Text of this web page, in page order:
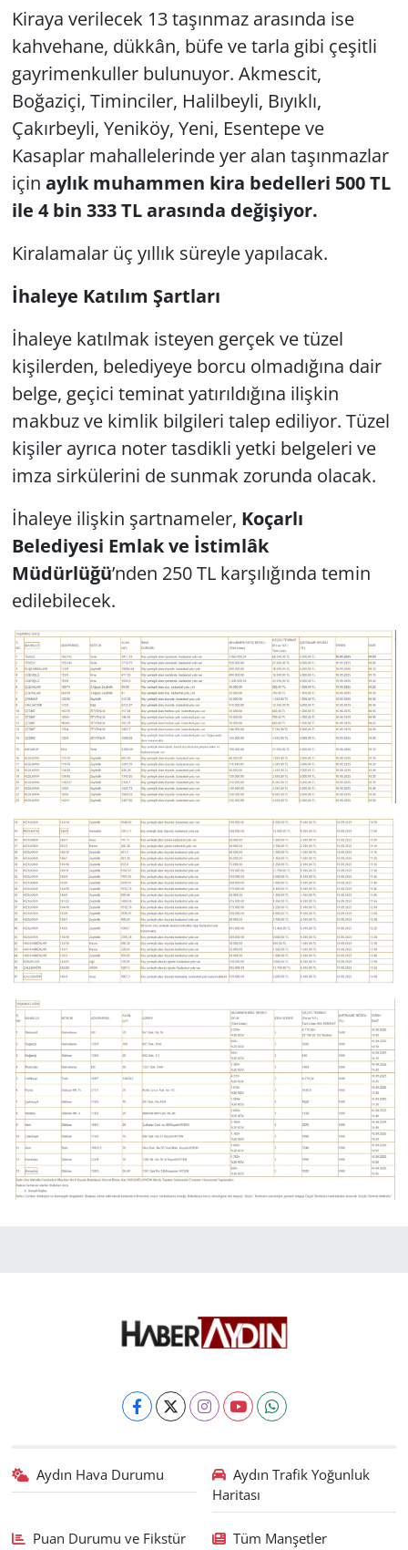
Kiraya verilecek 13 taşınmaz arasında ise
kahvehane, dükkân, büfe ve tarla gibi çeşitli
gayrimenkuller bulunuyor. Akmescit,
Boğaziçi, Timinciler, Halilbeyli, Bıyıklı,
Çakırbeyli, Yeniköy, Yeni, Esentepe ve
Kasaplar mahallelerinde yer alan taşınmazlar
için aylık muhammen kira bedelleri 500 TL
ile 4 bin 333 TL arasında değişiyor.
Kiralamalar üç yıllık süreyle yapılacak.
İhaleye Katılım Şartları
İhaleye katılmak isteyen gerçek ve tüzel
kişilerden, belediyeye borcu olmadığına dair
belge, geçici teminat yatırıldığına ilişkin
makbuz ve kimlik bilgileri talep ediliyor. Tüzel
kişiler ayrıca noter tasdikli yetki belgeleri ve
imza sirkülerini de sunmak zorunda olacak.
İhaleye ilişkin şartnameler, Koçarlı
Belediyesi Emlak ve İstimlâk
Müdürlüğü’nden 250 TL karşılığında temin
edilebilecek.
Aydın Hava Durumu
Aydın Trafik Yoğunluk
Haritası
Puan Durumu ve Fikstür Tüm Manşetler